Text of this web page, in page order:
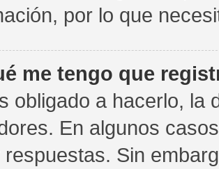
por lo que
me tengo que
obligado a hacerlo, la
En algunos
Sin